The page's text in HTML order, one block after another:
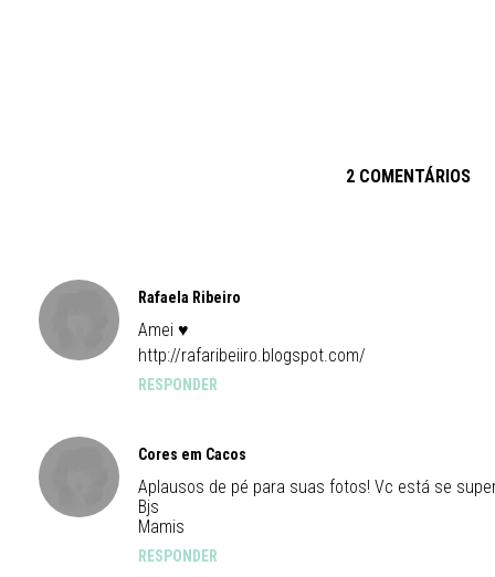
2 COMENTÁRIOS
Rafaela Ribeiro
Amei ♥
http://rafaribeiiro.blogspot.com/
RESPONDER
Cores em Cacos
Aplausos de pé para suas fotos! Vc está se
Bjs
Mamis
RESPONDER